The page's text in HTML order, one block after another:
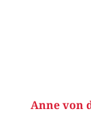
Anne von